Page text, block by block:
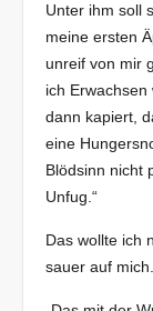
Unter ihm soll
meine ersten
unreif von mir
ich
dann kapiert,
eine
Blödsinn nicht
Unfug.“
Das wollte ich
sauer auf mich.